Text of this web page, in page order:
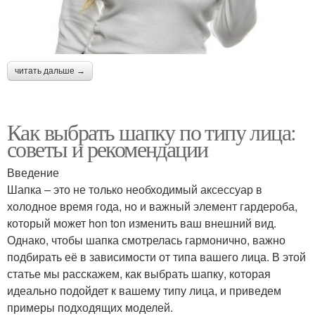
читать дальше →
Как выбрать шапку по типу лица:
советы и рекомендации
Введение
Шапка – это не только необходимый аксессуар в
холодное время года, но и важный элемент гардероба,
который может hon ton изменить ваш внешний вид.
Однако, чтобы шапка смотрелась гармонично, важно
подбирать её в зависимости от типа вашего лица. В этой
статье мы расскажем, как выбрать шапку, которая
идеально подойдет к вашему типу лица, и приведем
примеры подходящих моделей.